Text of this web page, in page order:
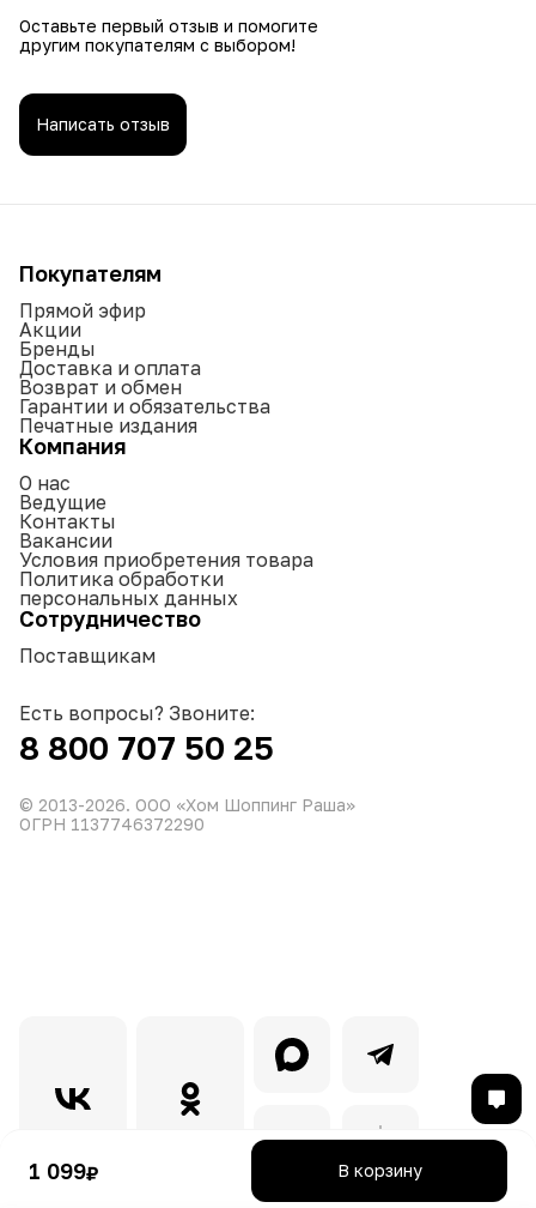
1 099₽ В корзину
Оставьте первый отзыв и помогите
другим покупателям с выбором!
Написать отзыв
Покупателям
Прямой эфир
Акции
Бренды
Доставка и оплата
Возврат и обмен
Гарантии и обязательства
Печатные издания
Компания
О нас
Ведущие
Контакты
Вакансии
Условия приобретения товара
Политика обработки
персональных данных
Сотрудничество
Поставщикам
Есть вопросы? Звоните:
8 800 707 50 25
© 2013-2026. ООО «Хом Шоппинг Раша»
ОГРН 1137746372290